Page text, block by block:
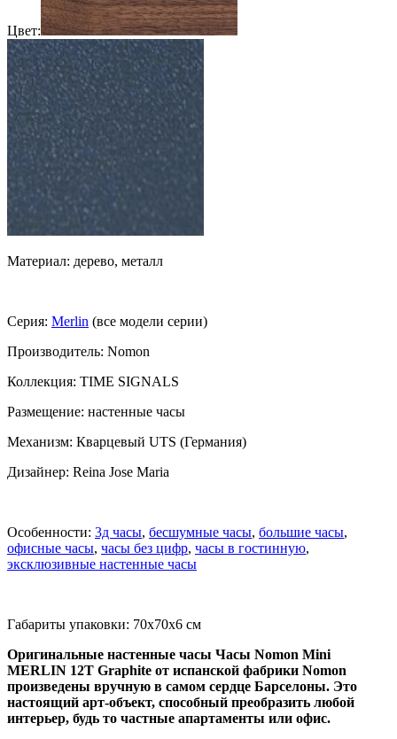
Цвет:
Материал: дерево, металл
Серия: Merlin (все модели серии)
Производитель: Nomon
Коллекция: TIME SIGNALS
Размещение: настенные часы
Механизм: Кварцевый UTS (Германия)
Дизайнер: Reina Jose Maria
Особенности: 3д часы, бесшумные часы, большие часы,
офисные часы, часы без цифр, часы в гостинную,
эксклюзивные настенные часы
Габариты упаковки: 70х70х6 см
Оригинальные настенные часы Часы Nomon Mini
MERLIN 12T Graphite от испанской фабрики Nomon
произведены вручную в самом сердце Барселоны. Это
настоящий арт-объект, способный преобразить любой
интерьер, будь то частные апартаменты или офис.